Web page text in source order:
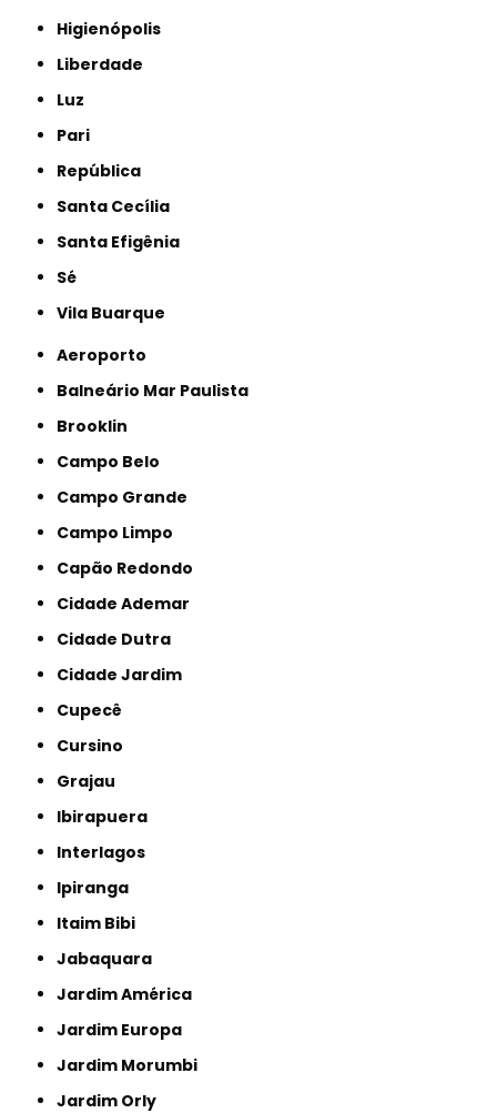
Higienópolis
Liberdade
Luz
Pari
República
Santa Cecília
Santa Efigênia
Sé
Vila Buarque
Aeroporto
Balneário Mar Paulista
Brooklin
Campo Belo
Campo Grande
Campo Limpo
Capão Redondo
Cidade Ademar
Cidade Dutra
Cidade Jardim
Cupecê
Cursino
Grajau
Ibirapuera
Interlagos
Ipiranga
Itaim Bibi
Jabaquara
Jardim América
Jardim Europa
Jardim Morumbi
Jardim Orly